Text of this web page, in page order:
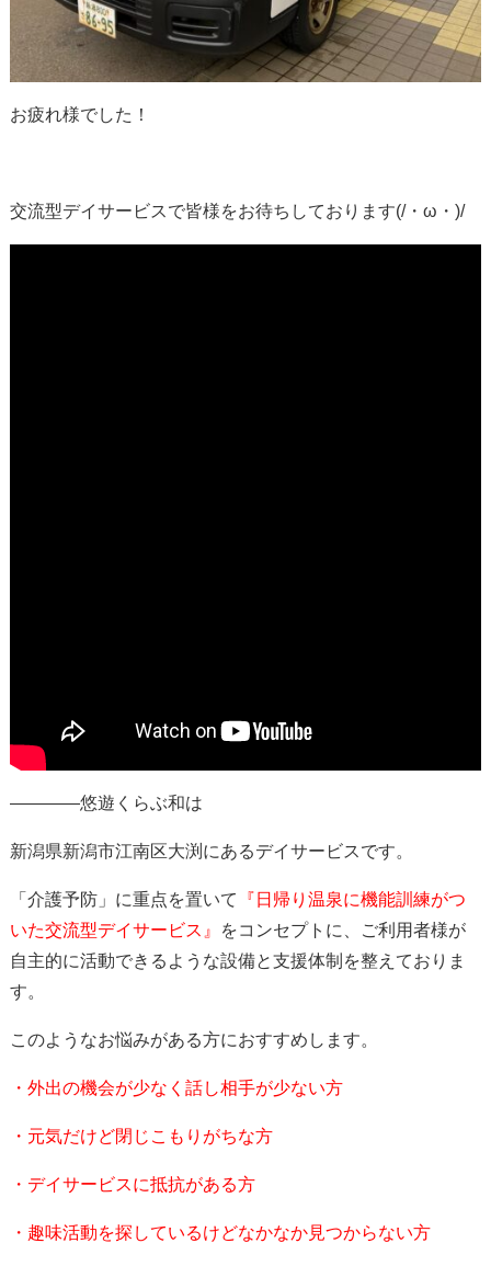
お疲れ様でした！
交流型デイサービスで皆様をお待ちしております(/・ω・)/
————悠遊くらぶ和は
新潟県新潟市江南区大渕にあるデイサービスです。
「介護予防」に重点を置いて
『日帰り温泉に機能訓練がつ
いた交流型デイサービス 』
をコンセプトに、ご利用者様が
自主的に活動できるような設備と支援体制を整えておりま
す。
このようなお悩みがある方におすすめします。
・外出の機会が少なく話し相手が少ない方
・元気だけど閉じこもりがちな方
・デイサービスに抵抗がある方
・趣味活動を探しているけどなかなか見つからない方